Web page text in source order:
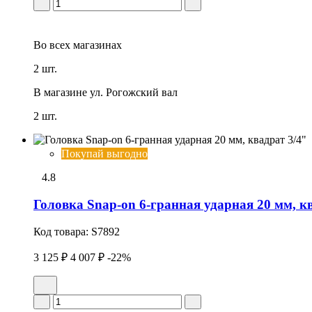
Во всех магазинах
2 шт.
В магазине ул. Рогожский вал
2 шт.
Покупай выгодно
4.8
Головка Snap-on 6-гранная ударная 20 мм,
Код товара: S7892
3 125 ₽ 4 007 ₽ -22%